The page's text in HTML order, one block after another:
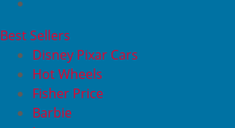
Best Sellers
Disney Pixar Cars
Hot Wheels
Fisher Price
Barbie